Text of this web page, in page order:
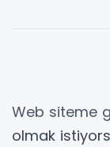
Web siteme
olmak